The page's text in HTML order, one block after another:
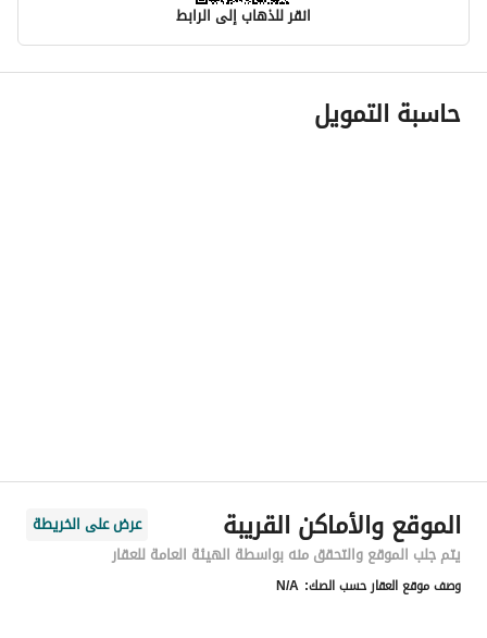
انقر للذهاب إلى الرابط
معلومات مسؤول الإعلان
اسم المسؤول
رقم المبنى
4112
الرقم الاضافي
حاسبة التمويل
الموقع والأماكن القريبة
عرض على الخريطة
يتم جلب الموقع والتحقق منه بواسطة الهيئة العامة للعقار
وصف موقع العقار حسب الصك: N/A